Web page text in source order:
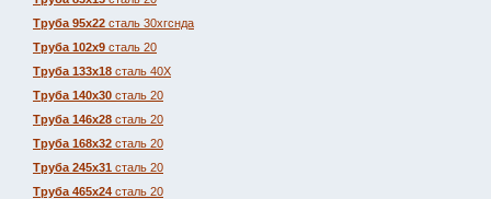
Труба 95х22 сталь 30хгснда
Труба 102х9 сталь 20
Труба 133х18 сталь 40Х
Труба 140х30 сталь 20
Труба 146х28 сталь 20
Труба 168х32 сталь 20
Труба 245х31 сталь 20
Труба 465х24 сталь 20